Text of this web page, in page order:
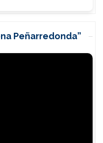
Peñarredonda”